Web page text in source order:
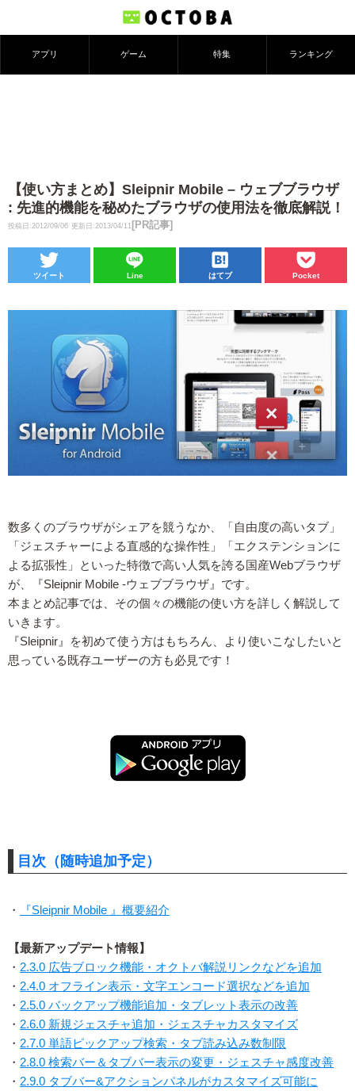
アプリ ゲーム 特集 ランキング
【使い方まとめ】Sleipnir Mobile – ウェブブラウザ
: 先進的機能を秘めたブラウザの使用法を徹底解説！
投稿日:2012/09/06 更新日:2013/04/11 [PR記事]
ツイート Line はてブ Pocket
数多くのブラウザがシェアを競うなか、「自由度の高いタブ」
「ジェスチャーによる直感的な操作性」「エクステンションに
よる拡張性」といった特徴で高い人気を誇る国産Webブラウザ
が、『Sleipnir Mobile -ウェブブラウザ』です。
本まとめ記事では、その個々の機能の使い方を詳しく解説して
いきます。
『Sleipnir』を初めて使う方はもちろん、より使いこなしたいと
思っている既存ユーザーの方も必見です！
目次（随時追加予定）
・ 『Sleipnir Mobile 』概要紹介
【最新アップデート情報】
・ 2.3.0 広告ブロック機能・オクトバ解説リンクなどを追加
・ 2.4.0 オフライン表示・文字エンコード選択などを追加
・ 2.5.0 バックアップ機能追加・タブレット表示の改善
・ 2.6.0 新規ジェスチャ追加・ジェスチャカスタマイズ
・ 2.7.0 単語ピックアップ検索・タブ読み込み数制限
・ 2.8.0 検索バー＆タブバー表示の変更・ジェスチャ感度改善
・ 2.9.0 タブバー&アクションパネルがカスタマイズ可能に